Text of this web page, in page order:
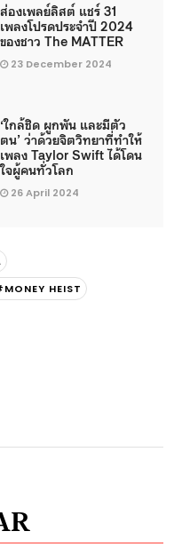
ส่องเพลย์ลิสต์ แชร์ 31
เพลงโปรดประจำปี 2024
ของชาว The MATTER
23 December 2024
‘ใกล้ชิด ผูกพัน และมีตัว
ตน’ ว่าด้วยจิตวิทยาที่ทำให้
เพลง Taylor Swift ได้โดน
ใจผู้คนทั่วโลก
26 April 2024
HEIST